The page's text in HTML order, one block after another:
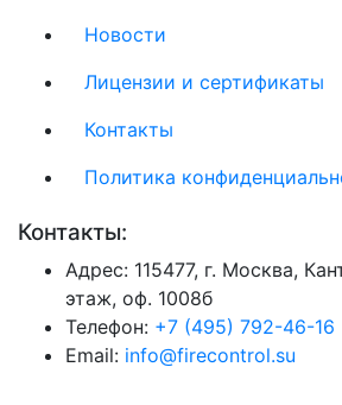
Новости
Лицензии и сертификаты
Контакты
Политика
Контакты:
Адрес: 115477, г. Москва,
этаж, оф. 1008б
Телефон: +7 (495) 792-46-16
Email: info@firecontrol.su